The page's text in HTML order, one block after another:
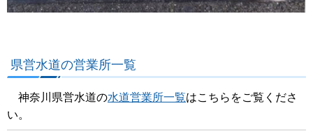
県営水道の営業所一覧
神奈川県営水道の水道営業所一覧はこちらをご覧くださ
い。